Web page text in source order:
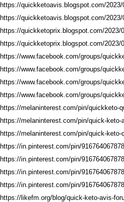
https://quickketoavis.blogspot.com/
https://quickketoavis.blogspot.com/
https://quickketoprix.blogspot.com/
https://quickketoprix.blogspot.com/
https://www.facebook.com/groups/
https://www.facebook.com/groups/
https://www.facebook.com/groups/
https://www.facebook.com/groups/
https://melaninterest.com/pin/quickketo-
https://melaninterest.com/pin/quick-
https://melaninterest.com/pin/quick-
https://in.pinterest.com/pin/
https://in.pinterest.com/pin/
https://in.pinterest.com/pin/
https://in.pinterest.com/pin/
https://likefm.org/blog/quick-keto-avis-